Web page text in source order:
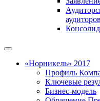
аудиторов
«Норникель» 2017
Профиль
Ключевые
Бизнес-модель